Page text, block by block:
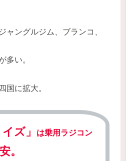
ャングルジム、ブランコ、
多い。
国に拡大。
ズ」 は乗用ラジコン
。